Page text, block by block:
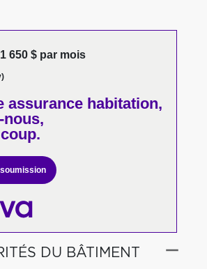
650 $ par mois
assurance habitation,
nous,
DU BÂTIMENT